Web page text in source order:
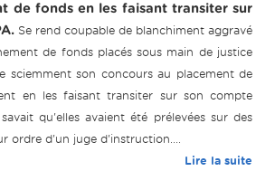
de fonds en les faisant transiter sur
Se rend coupable de blanchiment aggravé
de fonds placés sous main de justice
sciemment son concours au placement de
en les faisant transiter sur son compte
qu'elles avaient été prélevées sur des
ordre d'un juge d'instruction....
Lire la suite